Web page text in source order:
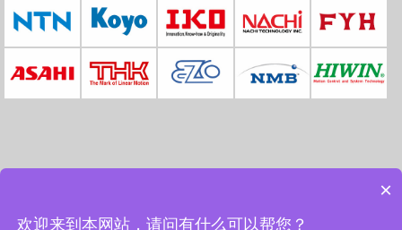
×
欢迎来到本网站，请问有什么可以帮您？